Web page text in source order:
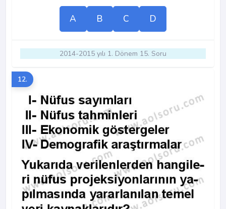
A B C D
2014-2015 yılı 1. Dönem 15. Soru
12.